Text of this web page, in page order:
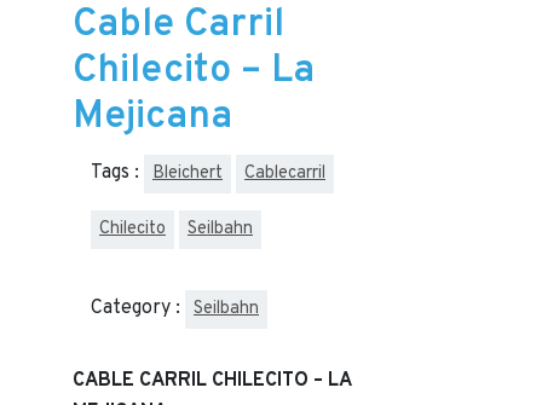
Cable Carril
Chilecito – La
Mejicana
Tags : Bleichert Cablecarril
Chilecito Seilbahn
Category : Seilbahn
CABLE CARRIL CHILECITO – LA